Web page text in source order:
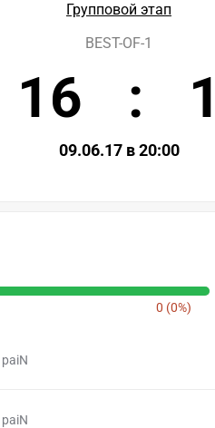
Групповой этап
BEST-OF-1
16 : 1
09.06.17 в 20:00
0 (0%)
paiN
paiN